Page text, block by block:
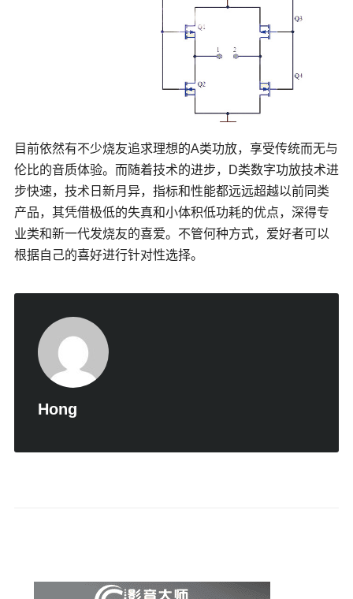
目前依然有不少烧友追求理想的A类功放，享受传统而无与
伦比的音质体验。而随着技术的进步，D类数字功放技术进
步快速，技术日新月异，指标和性能都远远超越以前同类
产品，其凭借极低的失真和小体积低功耗的优点，深得专
业类和新一代发烧友的喜爱。不管何种方式，爱好者可以
根据自己的喜好进行针对性选择。
Hong